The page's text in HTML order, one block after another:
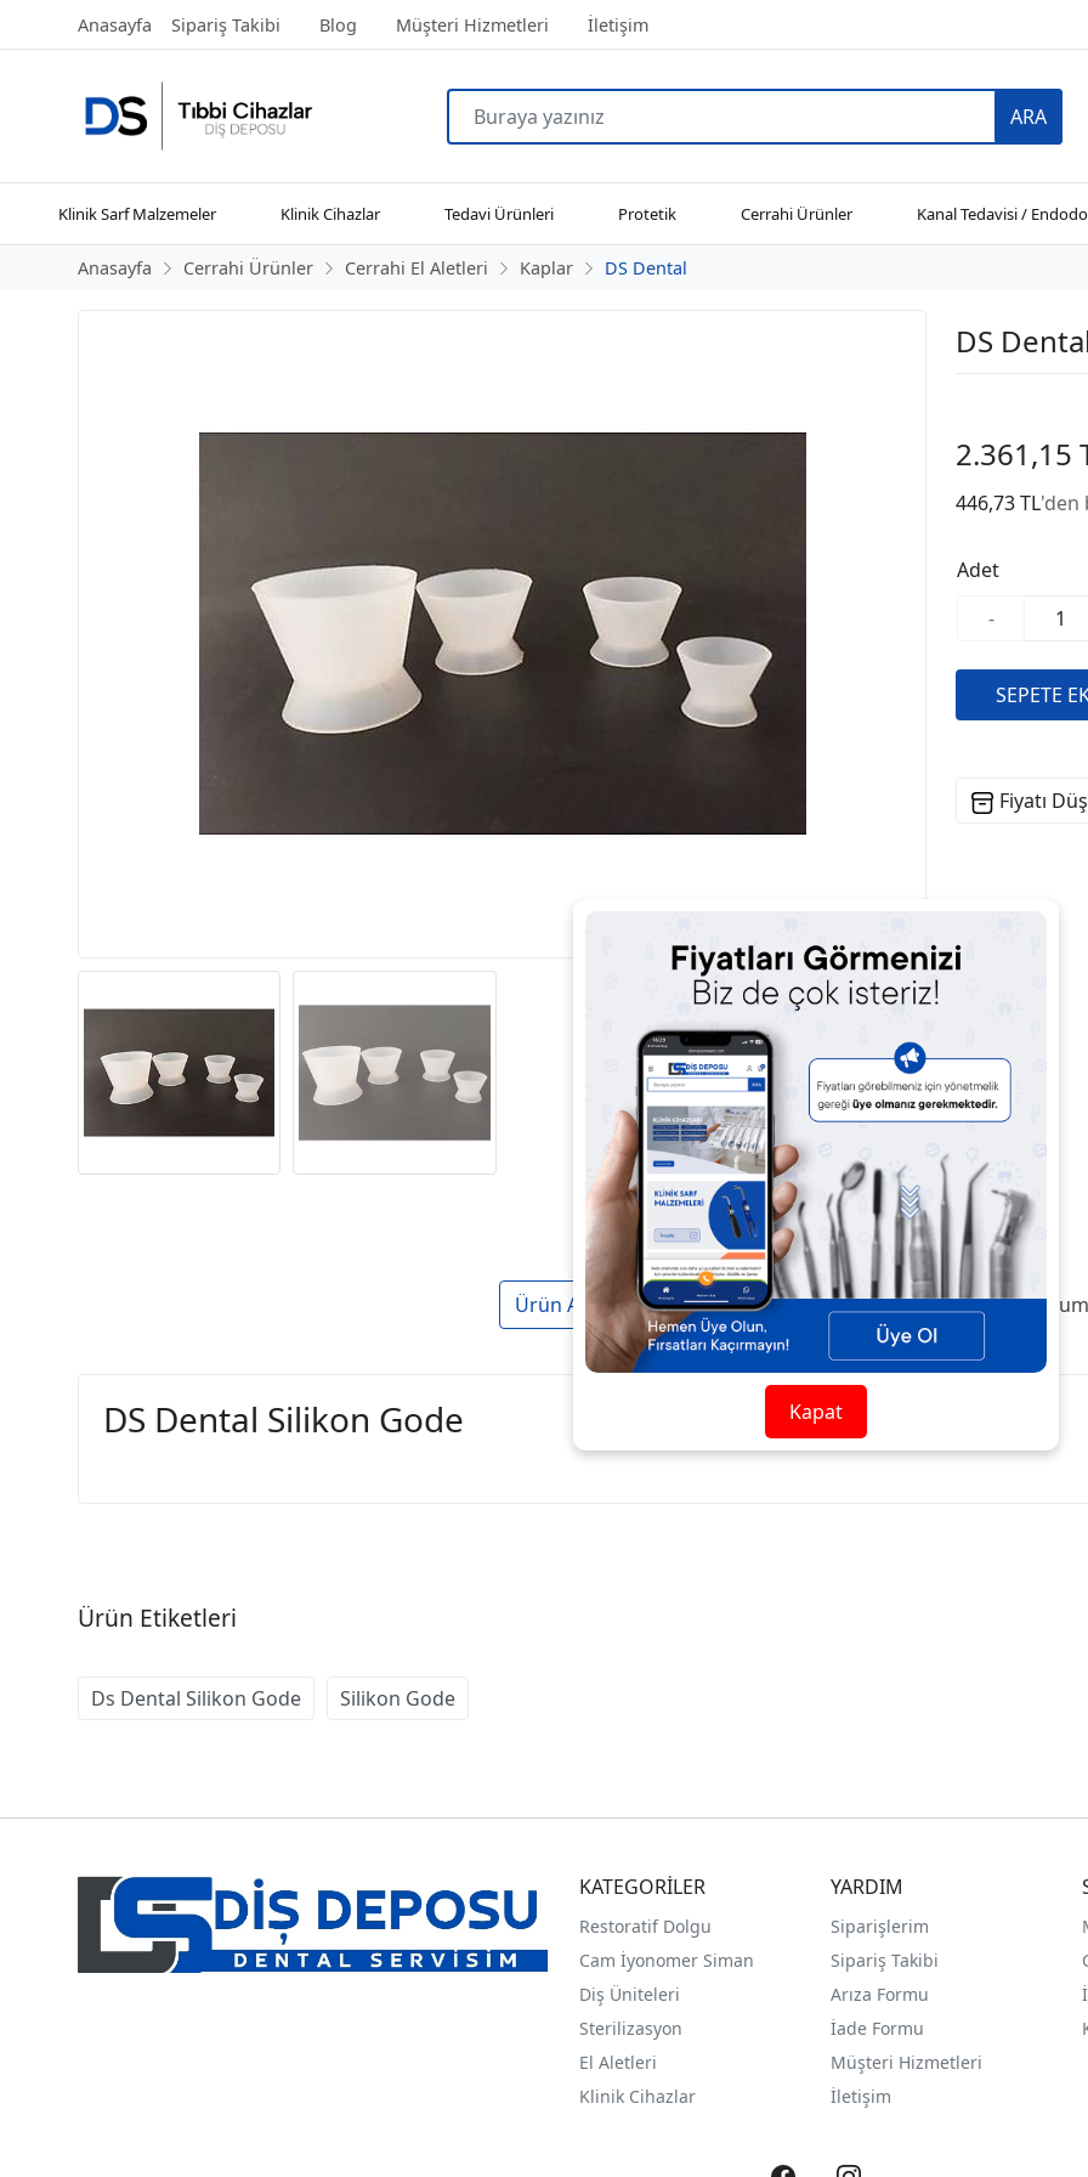
Anasayfa Sipariş Takibi Blog Müşteri Hizmetleri İletişim
ARA
Klinik Sarf Malzemeler Klinik Cihazlar Tedavi Ürünleri Protetik Cerrahi Ürünler Kanal Tedavisi /
Anasayfa Cerrahi Ürünler Cerrahi El Aletleri Kaplar DS Dental
DS
2.361,15
446,73 TL'den
Adet
-
Fiyatı
Ürün Açıklaması Taksit / Ödeme Seçenekleri Ürün
DS Dental Silikon Gode
Ürün Etiketleri
Ds Dental Silikon Gode Silikon Gode
KATEGORİLER
Restoratif Dolgu
Cam İyonomer Siman
Diş Üniteleri
Sterilizasyon
El Aletleri
Klinik Cihazlar
YARDIM
Siparişlerim
Sipariş Takibi
Arıza Formu
İade Formu
Müşteri Hizmetleri
İletişim
Kapat